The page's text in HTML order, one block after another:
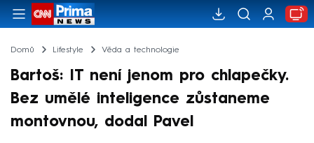
Domů Lifestyle Věda a technologie
Bartoš: IT není jenom pro chlapečky.
Bez umělé inteligence zůstaneme
montovnou, dodal Pavel